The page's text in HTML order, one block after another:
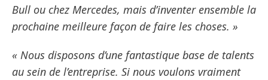
Bull ou chez Mercedes, mais d’inventer ensemble la
prochaine meilleure façon de faire les choses. »
« Nous disposons d’une fantastique base de talents
au sein de l’entreprise. Si nous voulons vraiment